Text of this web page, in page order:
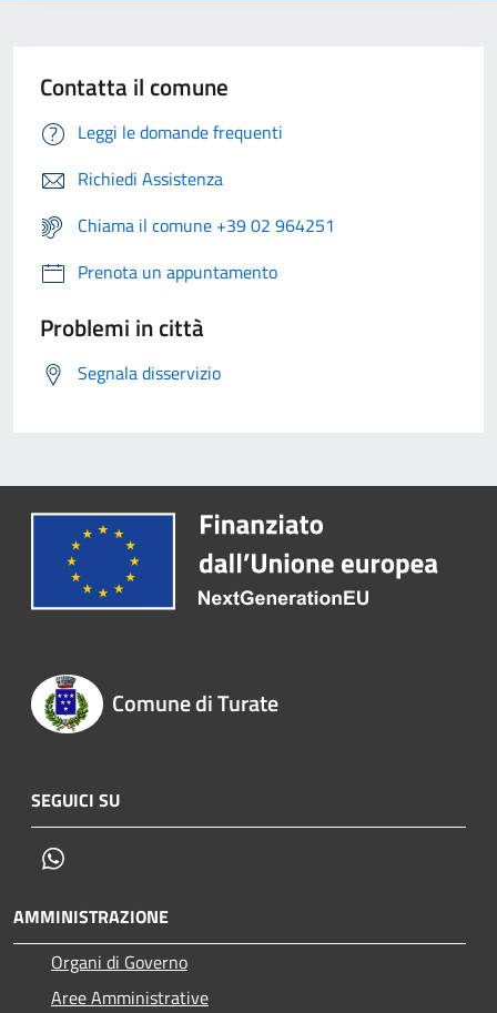
Contatta il comune
Leggi le domande frequenti
Richiedi Assistenza
Chiama il comune +39 02 964251
Prenota un appuntamento
Problemi in città
Segnala disservizio
Comune di Turate
SEGUICI SU
AMMINISTRAZIONE
Organi di Governo
Aree Amministrative